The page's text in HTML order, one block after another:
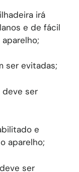
irá
e de fácil
ser evitadas;
ser
e
aparelho;
ser